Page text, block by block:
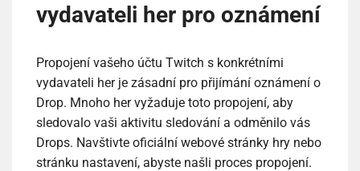
vydavateli her pro oznámení
Propojení vašeho účtu Twitch s konkrétními
vydavateli her je zásadní pro přijímání oznámení o
Drop. Mnoho her vyžaduje toto propojení, aby
sledovalo vaši aktivitu sledování a odměnilo vás
Drops. Navštivte oficiální webové stránky hry nebo
stránku nastavení, abyste našli proces propojení.